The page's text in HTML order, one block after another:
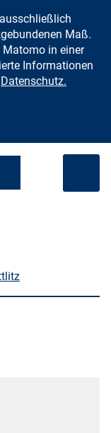
springen
Maß.
Matomo in einer
Informationen
Datenschutz.